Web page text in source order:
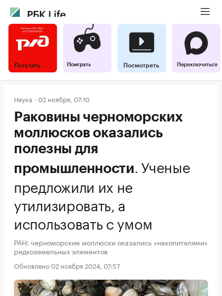
Погулять Посмотреть
Наука 02 ноября, 07:10
Раковины черноморских
моллюсков оказались
полезны для
промышленности.Ученые
предложили их не
утилизировать, а
использовать с умом
РАН: черноморские моллюски оказались «накопителями»
редкоземельных элементов
Обновлено 02 ноября 2024, 07:57